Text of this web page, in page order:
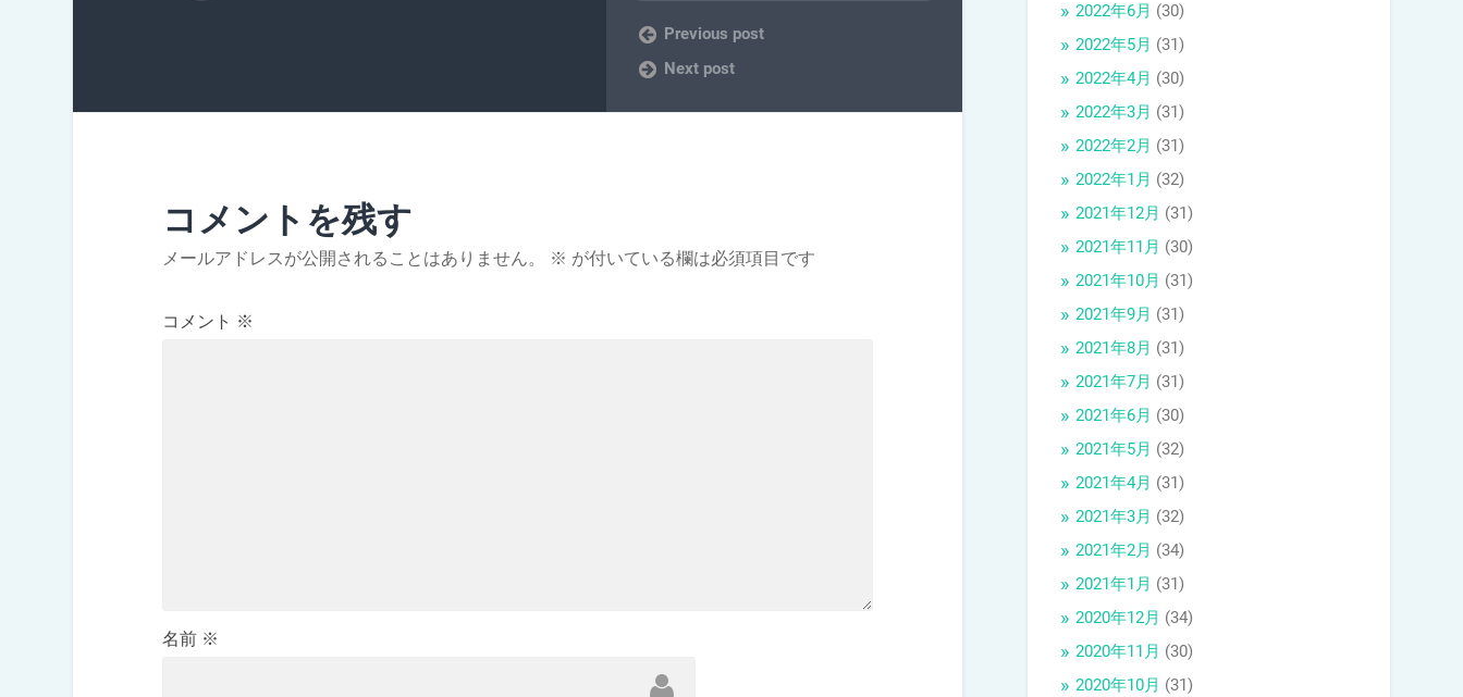
Previous post
Next post
コメントを残す
メールアドレスが公開されることはありません。 ※ が付いている欄は必須項目です
コメント ※
名前 ※
2022年6月 (30)
2022年5月 (31)
2022年4月 (30)
2022年3月 (31)
2022年2月 (31)
2022年1月 (32)
2021年12月 (31)
2021年11月 (30)
2021年10月 (31)
2021年9月 (31)
2021年8月 (31)
2021年7月 (31)
2021年6月 (30)
2021年5月 (32)
2021年4月 (31)
2021年3月 (32)
2021年2月 (34)
2021年1月 (31)
2020年12月 (34)
2020年11月 (30)
2020年10月 (31)